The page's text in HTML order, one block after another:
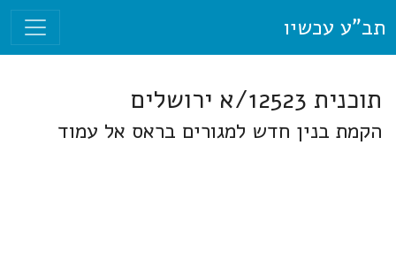
תב"ע עכשיו
תוכנית 12523/א ירושלים
הקמת בנין חדש למגורים בראס אל עמוד